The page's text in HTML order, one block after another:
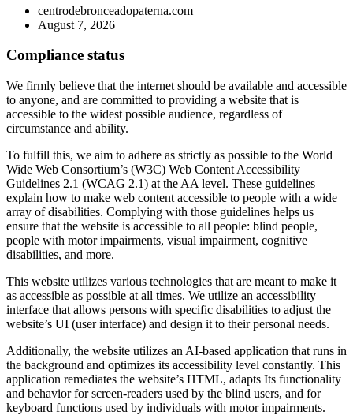
centrodebronceadopaterna.com
August 7, 2026
Compliance status
We firmly believe that the internet should be available and accessible
to anyone, and are committed to providing a website that is
accessible to the widest possible audience, regardless of
circumstance and ability.
To fulfill this, we aim to adhere as strictly as possible to the World
Wide Web Consortium’s (W3C) Web Content Accessibility
Guidelines 2.1 (WCAG 2.1) at the AA level. These guidelines
explain how to make web content accessible to people with a wide
array of disabilities. Complying with those guidelines helps us
ensure that the website is accessible to all people: blind people,
people with motor impairments, visual impairment, cognitive
disabilities, and more.
This website utilizes various technologies that are meant to make it
as accessible as possible at all times. We utilize an accessibility
interface that allows persons with specific disabilities to adjust the
website’s UI (user interface) and design it to their personal needs.
Additionally, the website utilizes an AI-based application that runs in
the background and optimizes its accessibility level constantly. This
application remediates the website’s HTML, adapts Its functionality
and behavior for screen-readers used by the blind users, and for
keyboard functions used by individuals with motor impairments.